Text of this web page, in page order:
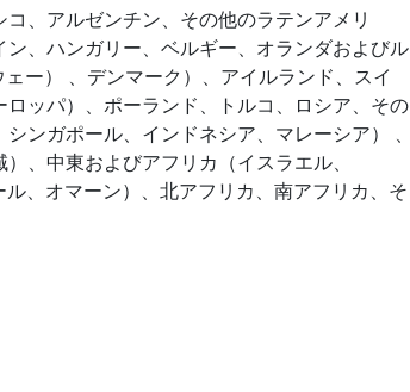
、アルゼンチン、その他のラテンアメリ
、ハンガリー、ベルギー、オランダおよびル
ー） 、デンマーク）、アイルランド、スイ
ッパ）、ポーランド、トルコ、ロシア、その
ンガポール、インドネシア、マレーシア） 、
、中東およびアフリカ（イスラエル、
、オマーン）、北アフリカ、南アフリカ、そ